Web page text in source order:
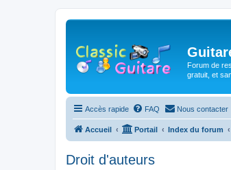
Forum de
gratuit, et
Accès rapide FAQ Nous contacter
Accueil Portail Index du forum
Droit d'auteurs